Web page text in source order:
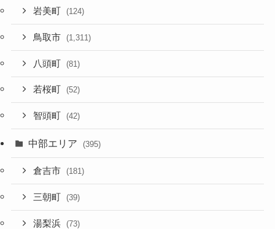
岩美町 (124)
鳥取市 (1,311)
八頭町 (81)
若桜町 (52)
智頭町 (42)
中部エリア (395)
倉吉市 (181)
三朝町 (39)
湯梨浜 (73)